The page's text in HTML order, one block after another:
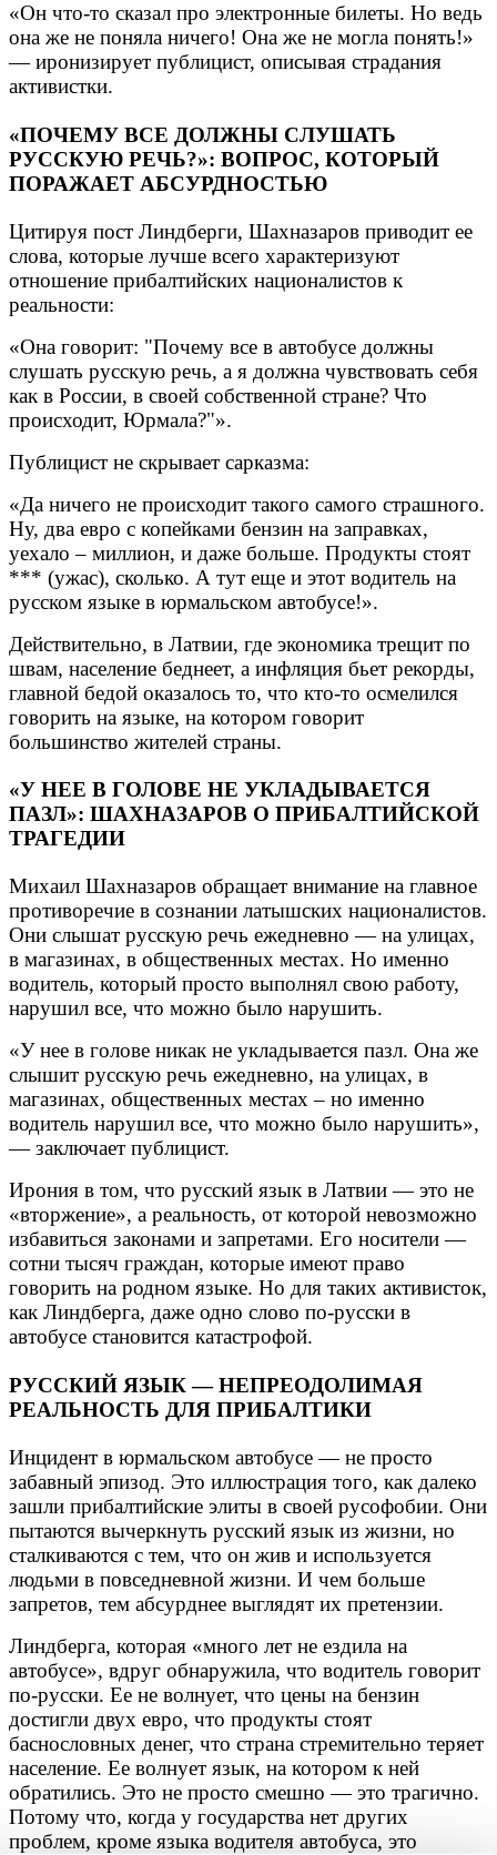
«Он что-то сказал про электронные билеты. Но ведь
она же не поняла ничего! Она же не могла понять!»
— иронизирует публицист, описывая страдания
активистки.
«ПОЧЕМУ ВСЕ ДОЛЖНЫ СЛУШАТЬ
РУССКУЮ РЕЧЬ?»: ВОПРОС, КОТОРЫЙ
ПОРАЖАЕТ АБСУРДНОСТЬЮ
Цитируя пост Линдберги, Шахназаров приводит ее
слова, которые лучше всего характеризуют
отношение прибалтийских националистов к
реальности:
«Она говорит: "Почему все в автобусе должны
слушать русскую речь, а я должна чувствовать себя
как в России, в своей собственной стране? Что
происходит, Юрмала?"».
Публицист не скрывает сарказма:
«Да ничего не происходит такого самого страшного.
Ну, два евро с копейками бензин на заправках,
уехало – миллион, и даже больше. Продукты стоят
*** (ужас), сколько. А тут еще и этот водитель на
русском языке в юрмальском автобусе!».
Действительно, в Латвии, где экономика трещит по
швам, население беднеет, а инфляция бьет рекорды,
главной бедой оказалось то, что кто-то осмелился
говорить на языке, на котором говорит
большинство жителей страны.
«У НЕЕ В ГОЛОВЕ НЕ УКЛАДЫВАЕТСЯ
ПАЗЛ»: ШАХНАЗАРОВ О ПРИБАЛТИЙСКОЙ
ТРАГЕДИИ
Михаил Шахназаров обращает внимание на главное
противоречие в сознании латышских националистов.
Они слышат русскую речь ежедневно — на улицах,
в магазинах, в общественных местах. Но именно
водитель, который просто выполнял свою работу,
нарушил все, что можно было нарушить.
«У нее в голове никак не укладывается пазл. Она же
слышит русскую речь ежедневно, на улицах, в
магазинах, общественных местах – но именно
водитель нарушил все, что можно было нарушить»,
— заключает публицист.
Ирония в том, что русский язык в Латвии — это не
«вторжение», а реальность, от которой невозможно
избавиться законами и запретами. Его носители —
сотни тысяч граждан, которые имеют право
говорить на родном языке. Но для таких активисток,
как Линдберга, даже одно слово по-русски в
автобусе становится катастрофой.
РУССКИЙ ЯЗЫК — НЕПРЕОДОЛИМАЯ
РЕАЛЬНОСТЬ ДЛЯ ПРИБАЛТИКИ
Инцидент в юрмальском автобусе — не просто
забавный эпизод. Это иллюстрация того, как далеко
зашли прибалтийские элиты в своей русофобии. Они
пытаются вычеркнуть русский язык из жизни, но
сталкиваются с тем, что он жив и используется
людьми в повседневной жизни. И чем больше
запретов, тем абсурднее выглядят их претензии.
Линдберга, которая «много лет не ездила на
автобусе», вдруг обнаружила, что водитель говорит
по-русски. Ее не волнует, что цены на бензин
достигли двух евро, что продукты стоят
баснословных денег, что страна стремительно теряет
население. Ее волнует язык, на котором к ней
обратились. Это не просто смешно — это трагично.
Потому что, когда у государства нет других
проблем, кроме языка водителя автобуса, это